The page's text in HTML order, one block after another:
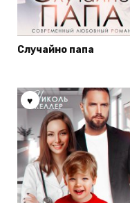
Случайно папа